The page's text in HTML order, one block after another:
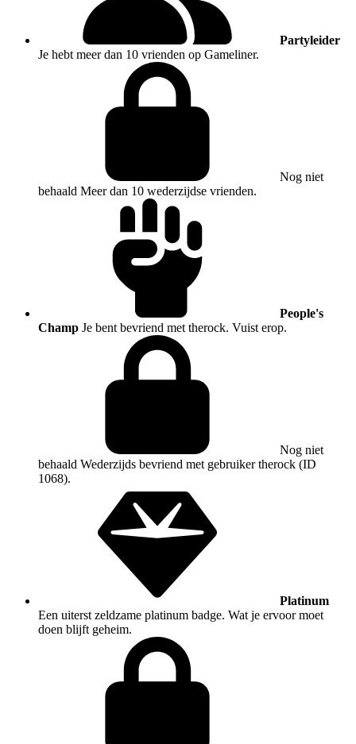
Partyleider
Je hebt meer dan 10 vrienden op Gameliner.
Nog niet
behaald Meer dan 10 wederzijdse vrienden.
People's
Champ Je bent bevriend met therock. Vuist erop.
Nog niet
behaald Wederzijds bevriend met gebruiker therock (ID
1068).
Platinum
Een uiterst zeldzame platinum badge. Wat je ervoor moet
doen blijft geheim.